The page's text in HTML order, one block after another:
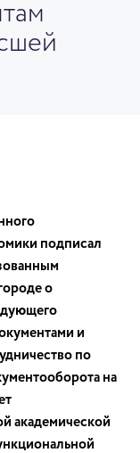
подписал
о
и
по
на
академической